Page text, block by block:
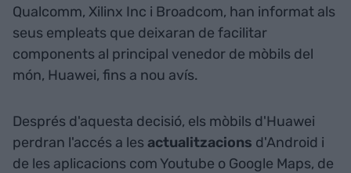
Qualcomm, Xilinx Inc i Broadcom, han informat als
seus empleats que deixaran de facilitar
components al principal venedor de mòbils del
món, Huawei, fins a nou avís.
Després d'aquesta decisió, els mòbils d'Huawei
perdran l'accés a lesactualitzacions d'Android i
de les aplicacions com Youtube o Google Maps, de